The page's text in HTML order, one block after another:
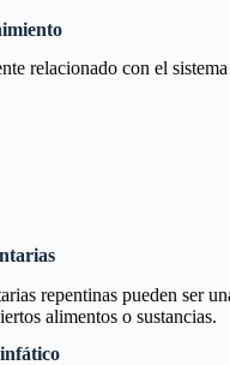
relacionado con el
repentinas pueden ser
alimentos o sustancias.